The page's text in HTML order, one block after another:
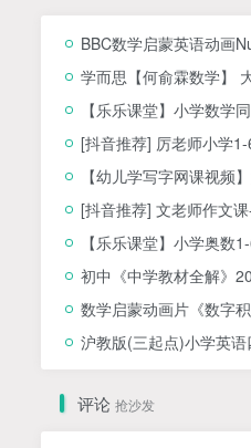
BBC数学启蒙英语动画
学而思【何俞霖数学】
【乐乐课堂】小学数学
[抖音推荐] 厉老师小学
【幼儿学写字网课视频
[抖音推荐] 文老师作文
【乐乐课堂】小学奥数
初中《中学教材全解》
数学启蒙动画片《数字
沪教版(三起点)小学英
评论 抢沙发